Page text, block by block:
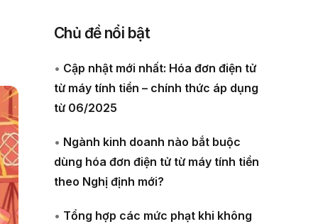
Chủ đề nổi bật
• Cập nhật mới nhất: Hóa đơn điện tử
từ máy tính tiền – chính thức áp dụng
từ 06/2025
• Ngành kinh doanh nào bắt buộc
dùng hóa đơn điện tử từ máy tính tiền
theo Nghị định mới?
• Tổng hợp các mức phạt khi không